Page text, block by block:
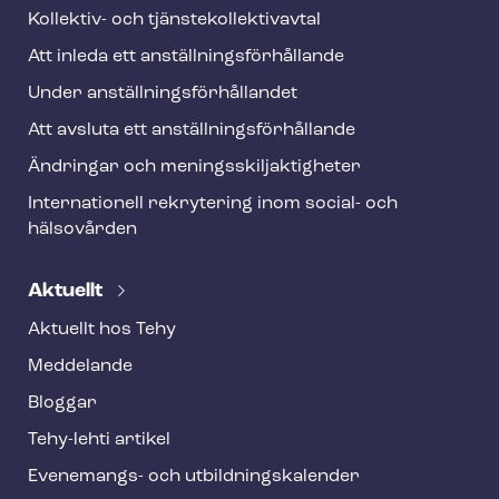
Kollektiv- och tjäns­te­kol­lek­tivav­tal
Att inleda ett an­ställ­nings­för­hål­lan­de
Under an­ställ­nings­för­hål­lan­det
Att avsluta ett an­ställ­nings­för­hål­lan­de
Ändringar och me­nings­skilj­ak­tig­he­ter
Internationell rekrytering inom social- och
hälsovården
Aktuellt
Aktuellt hos Tehy
Meddelande
Bloggar
Tehy-lehti artikel
Evenemangs- och ut­bild­nings­ka­len­der